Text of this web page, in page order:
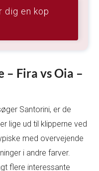
dig en kop
– Fira vs Oia –
Santorini, er de
lige ud til klipperne ved
med overvejende
i andre farver.
flere interessante